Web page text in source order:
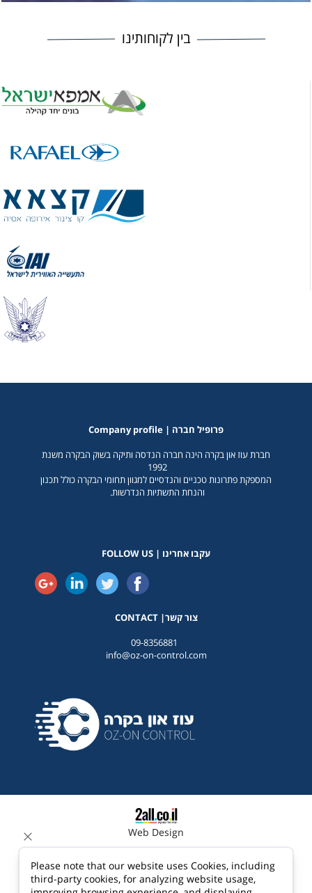
בין לקוחותינו
Company profile | פרופיל חברה
חברת עוז און בקרה הינה חברה הנדסה ותיקה בשוק הבקרה משנת
1992
המספקת פתרונות טכניים והנדסיים למגוון תחומי הבקרה כולל תכנון
והנחת התשתיות הנדרשות.
עקבו אחרינו | FOLLOW US
CONTACT |צור קשר
09-8356881
info@oz-on-control.com
Web Design
Please note that our website uses Cookies, including
third-party cookies, for analyzing website usage,